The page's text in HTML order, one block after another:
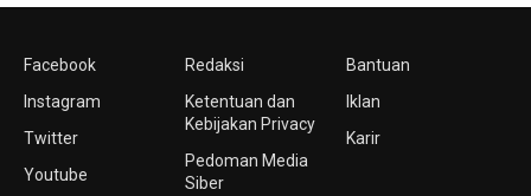
Facebook
Instagram
Twitter
Youtube
Redaksi
Ketentuan dan
Kebijakan Privacy
Pedoman Media
Siber
Bantuan
Iklan
Karir